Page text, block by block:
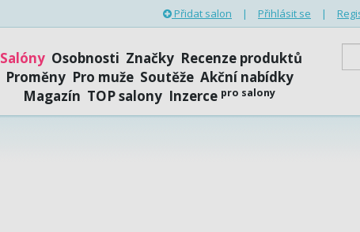
Přidat salon | Přihlásit se |
Salóny Osobnosti Značky Recenze produktů
Proměny Pro muže Soutěže Akční nabídky
Magazín TOP salony Inzerce pro salony